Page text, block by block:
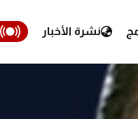
نشرة الأخبار